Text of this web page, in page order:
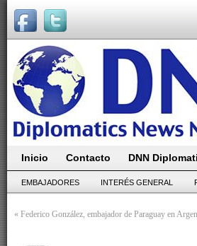
Inicio Contacto DNN
EMBAJADORES INTERÉS GENERAL
« Federico González, embajador de Paraguay en